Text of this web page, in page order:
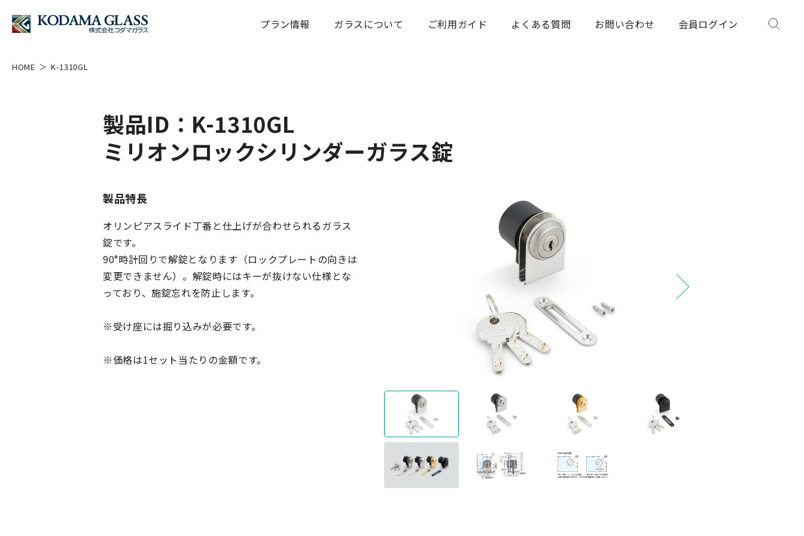
プラン情報 ガラスについて ご利用ガイド よくある質問 お問い合わせ 会員ログイン
HOME K-1310GL
製品ID：K-1310GL
ミリオンロックシリンダーガラス錠
製品特長
オリンピアスライド丁番と仕上げが合わせられるガラス
錠です。
90°時計回りで解錠となります（ロックプレートの向きは
変更できません）。解錠時にはキーが抜けない仕様とな
っており、施錠忘れを防止します。
※受け座には掘り込みが必要です。
※価格は1セット当たりの金額です。